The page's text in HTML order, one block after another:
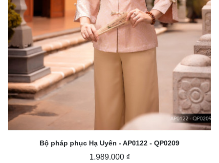
Bộ pháp phục Hạ Uyên - AP0122 - QP0209
1.989.000 ₫